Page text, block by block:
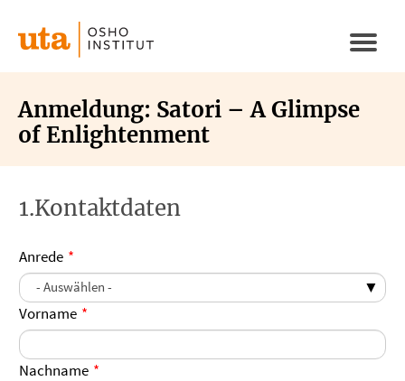
zum
Inhalt
Anmeldung: Satori – A Glimpse
of Enlightenment
1.Kontaktdaten
Anrede
Vorname
Nachname